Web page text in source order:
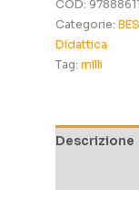
quantità
COD:
Categorie:
Didattica
Tag: milli
Descrizione